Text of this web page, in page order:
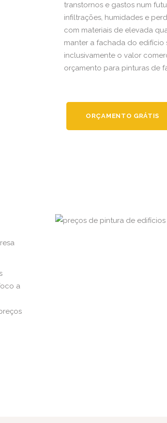
transtornos e gastos num
infiltrações, humidades e
com materiais de elevada
manter a fachada do edifício
inclusivamente o valor
orçamento para pinturas de
ORÇAMENTO GRÁTIS
a